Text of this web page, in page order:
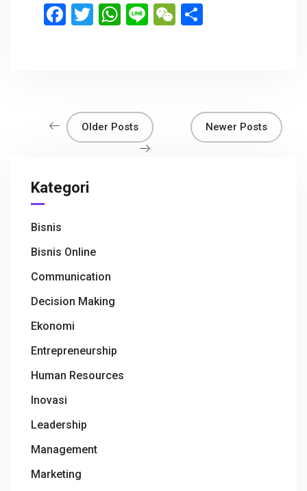
F
o
k
T
W
p
p
Li
W
Older Posts Newer Posts
Kategori
Bisnis
Bisnis Online
Communication
Decision Making
Ekonomi
Entrepreneurship
Human Resources
Inovasi
Leadership
Management
Marketing